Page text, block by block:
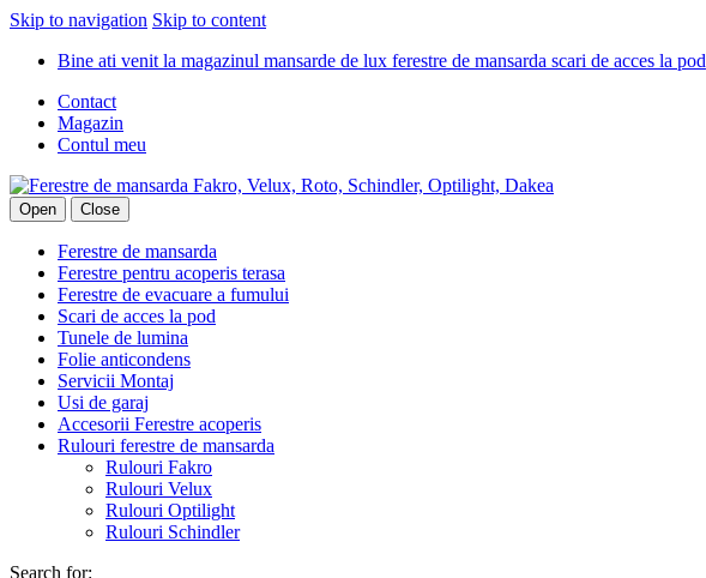
Skip to navigation Skip to content
Bine ati venit la magazinul mansarde de lux ferestre de mansarda scari de acces la pod
Contact
Magazin
Contul meu
Open Close
Ferestre de mansarda
Ferestre pentru acoperis terasa
Ferestre de evacuare a fumului
Scari de acces la pod
Tunele de lumina
Folie anticondens
Servicii Montaj
Usi de garaj
Accesorii Ferestre acoperis
Rulouri ferestre de mansarda
Rulouri Fakro
Rulouri Velux
Rulouri Optilight
Rulouri Schindler
Search for: